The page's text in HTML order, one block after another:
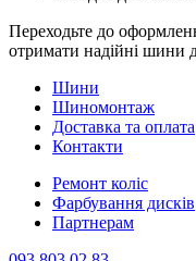
Переходьте до
отримати надійні шини
Шини
Шиномонтаж
Доставка та оплата
Контакти
Ремонт коліс
Фарбування дисків
Партнерам